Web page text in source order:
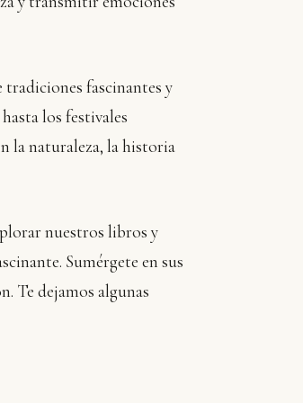
fascinantes y
los festivales
la naturaleza, la historia
nuestros libros y
Sumérgete en sus
Te dejamos algunas